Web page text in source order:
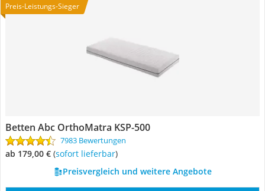
Preis-Leistungs-Sieger
Betten Abc OrthoMatra KSP-500
7983 Bewertungen
ab 179,00 € ( Sofort lieferbar)
Preisvergleich und weitere Angebote